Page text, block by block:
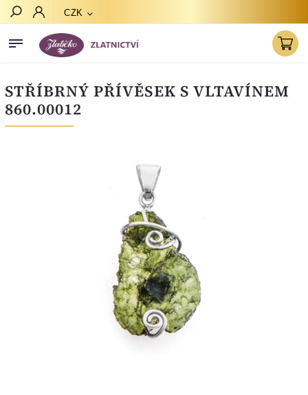
CZK
STŘÍBRNÝ PŘÍVĚSEK S VLTAVÍNEM
860.00012